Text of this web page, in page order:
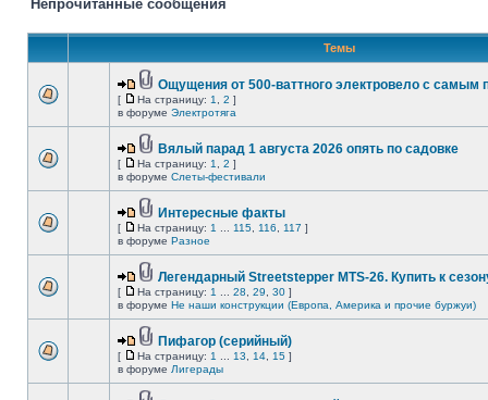
Непрочитанные сообщения
Темы
Ощущения от 500-ваттного электровело с самым
[ На страницу: 1 2 ]
в форуме Электротяга
Вялый парад 1 августа 2026 опять по садовке
[ На страницу: 1 2 ]
в форуме Слеты-фестивали
Интересные факты
[ На страницу: 1 115 116 117 ]
в форуме Разное
Легендарный Streetstepper MTS-26. Купить к
[ На страницу: 1 28 29 30 ]
в форуме Не наши конструкции (Европа, Америка и прочие буржуи)
Пифагор (серийный)
[ На страницу: 1 13 14 15 ]
в форуме Лигерады